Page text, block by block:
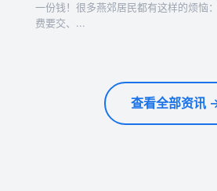
一份钱！很多燕郊居民都有这样的烦恼
费要交、...
查看全部资讯